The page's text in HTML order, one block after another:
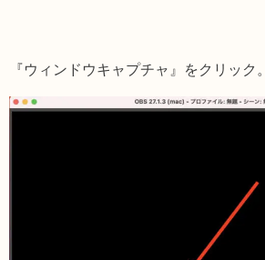
『ウィンドウキャプチャ』をクリック。